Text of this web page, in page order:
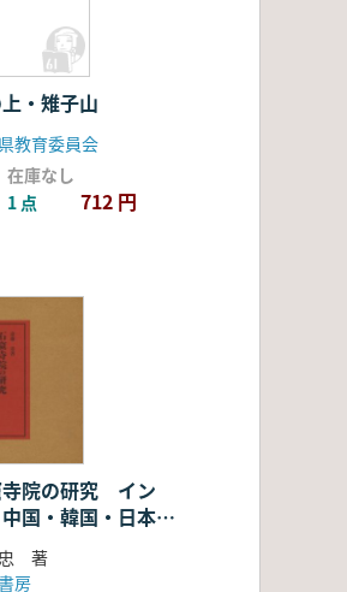
・雉子山
教育委員会
在庫なし
1 点 712 円
院の研究 イン
中国・韓国・日本の
求めて
著
房